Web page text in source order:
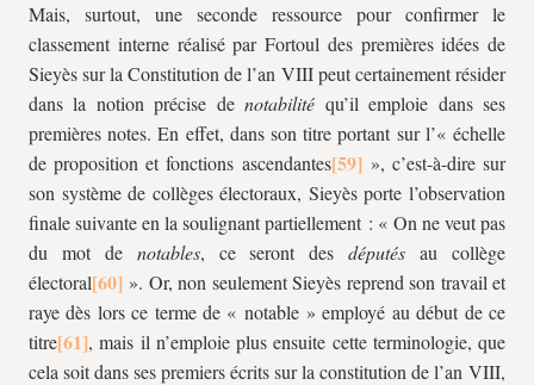
Mais, surtout, une seconde ressource pour confirmer le
classement interne réalisé par Fortoul des premières idées de
Sieyès sur la Constitution de l’an VIII peut certainement résider
dans la notion précise denotabilité qu’il emploie dans ses
premières notes. En effet, dans son titre portant sur l’« échelle
de proposition et fonctions ascendantes
», c’est-à-dire sur
son système de collèges électoraux, Sieyès porte l’observation
finale suivante en la soulignant partiellement : « On ne veut pas
du mot de notables, ce seront desdéputés au collège
électoral
». Or, non seulement Sieyès reprend son travail et
raye dès lors ce terme de « notable » employé au début de ce
titre
, mais il n’emploie plus ensuite cette terminologie, que
cela soit dans ses premiers écrits sur la constitution de l’an VIII,